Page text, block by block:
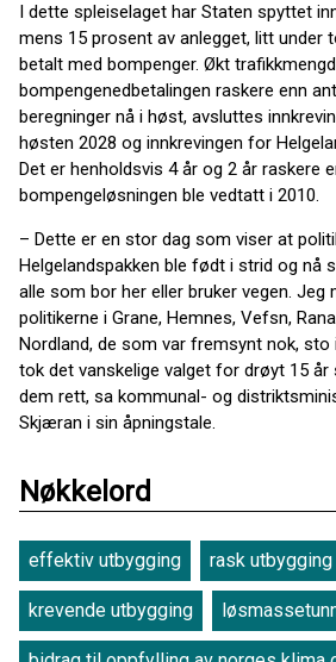
I dette spleiselaget har Staten spyttet
mens 15 prosent av anlegget, litt under
betalt med bompenger. Økt
bompengenedbetalingen raskere enn
beregninger nå i høst, avsluttes
høsten 2028 og innkrevingen for
Det er henholdsvis 4 år og 2 år raskere
bompengeløsningen ble vedtatt i 2010.
– Dette er en stor dag som viser at
Helgelandspakken ble født i strid og nå
alle som bor her eller bruker vegen. Jeg
politikerne i Grane, Hemnes, Vefsn,
Nordland, de som var fremsynt nok, sto
tok det vanskelige valget for drøyt 15 år
dem rett, sa kommunal- og
Skjæran i sin åpningstale.
Nøkkelord
effektiv utbygging rask utbygging
krevende utbygging